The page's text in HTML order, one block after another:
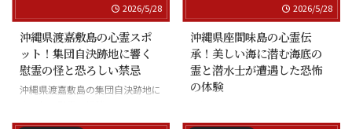
2026/5/28
沖縄県渡嘉敷島の心霊スポ
ット！集団自決跡地に響く
慰霊の怪と恐ろしい禁忌
沖縄県渡嘉敷島の集団自決跡地に
2026/5/28
沖縄県座間味島の心霊伝
承！美しい海に潜む海底の
霊と潜水士が遭遇した恐怖
の体験
士の怪談